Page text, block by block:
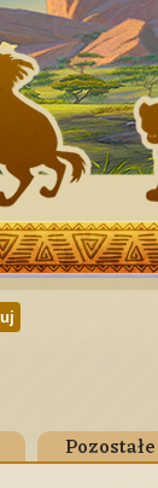
Pozostałe